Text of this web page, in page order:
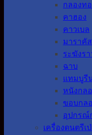
กลองท
คาฮอง
คาวเบล
มาราคัส
ระฆังรา
ฉาบ
แทมบูรี
หนังกล
ขอบกล
อุปกรณ์
เครื่องดนตรีเ